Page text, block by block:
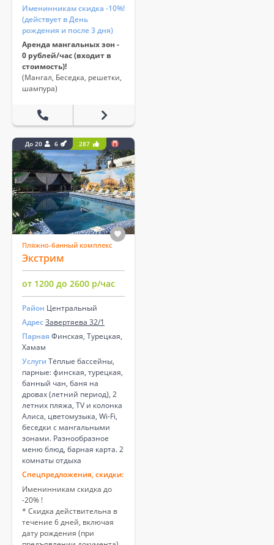
Именинникам скидка -10%!
(действует в День
рождения и после 3 дня)
Аренда мангальных зон -
0 рублей/час (входит в
стоимость)!
(Мангал, Беседка, решетки,
шампура)
До 20 6 287
Пляжно-банный комплекс
Экстрим
от 1200 до 2600 р/час
Район Центральный
АдресЗавертяева 32/1
Парная Финская, Турецкая,
Хамам
Услуги Тёплые бассейны,
парные: финская, турецкая,
банный чан, баня на
дровах (летний период), 2
летних пляжа, ТV и колонка
Алиса, цветомузыка, Wi-Fi,
беседки с мангальными
зонами. Разнообразное
меню блюд, барная карта. 2
комнаты отдыха
Спецпредложения, скидки:
Именинникам скидка до
-20% !
* Скидка действительна в
течение 6 дней, включая
дату рождения (при